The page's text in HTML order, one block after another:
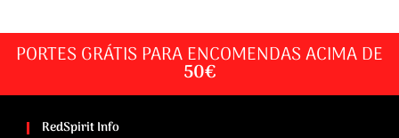
PORTES GRÁTIS PARA ENCOMENDAS ACIMA DE
50€
RedSpirit Info